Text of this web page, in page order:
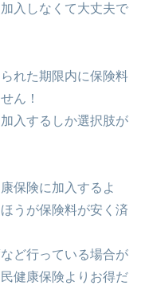
入しなくて大丈夫で
れた期限内に保険料
ん！
入するしか選択肢が
保険に加入するよ
うが保険料が安く済
ど行っている場合が
健康保険よりお得だ